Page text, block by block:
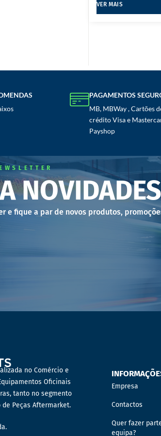
VER MAIS
PAGAMENTOS
MB, MBWay , Cartões
crédito Visa e
Payshop
NOVIDADES
e fique a par de novos produtos,
no Comércio e
Oficinais
tanto no segmento
de Peças Aftermarket.
Empresa
Contactos
Quer fazer
equipa?